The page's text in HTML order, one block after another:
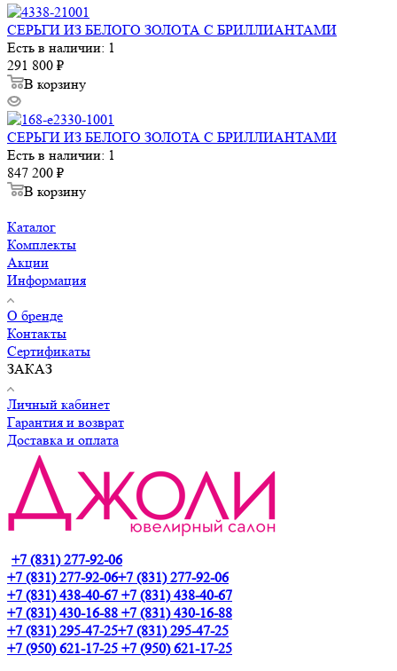
СЕРЬГИ ИЗ БЕЛОГО ЗОЛОТА С БРИЛЛИАНТАМИ
Есть в наличии: 1
291 800 ₽
В корзину
СЕРЬГИ ИЗ БЕЛОГО ЗОЛОТА С БРИЛЛИАНТАМИ
Есть в наличии: 1
847 200 ₽
В корзину
Каталог
Комплекты
Акции
Информация
О бренде
Контакты
Сертификаты
ЗАКАЗ
Личный кабинет
Гарантия и возврат
Доставка и оплата
+7 (831) 277-92-06
+7 (831) 277-92-06+7 (831) 277-92-06
+7 (831) 438-40-67 +7 (831) 438-40-67
+7 (831) 430-16-88 +7 (831) 430-16-88
+7 (831) 295-47-25+7 (831) 295-47-25
+7 (950) 621-17-25 +7 (950) 621-17-25